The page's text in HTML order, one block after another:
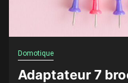
Domotique
Adaptateur 7